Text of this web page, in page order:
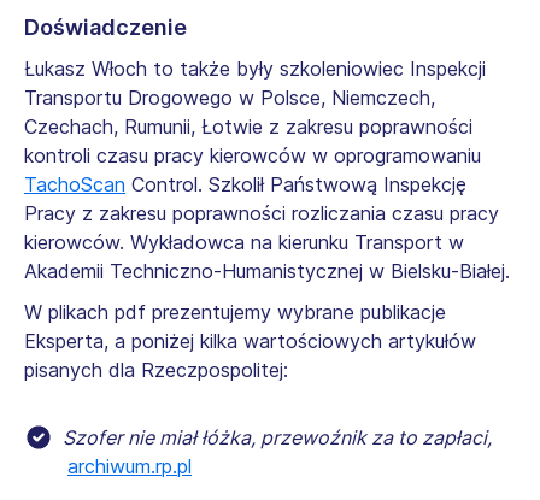
Doświadczenie
Łukasz Włoch to także były szkoleniowiec Inspekcji
Transportu Drogowego w Polsce, Niemczech,
Czechach, Rumunii, Łotwie z zakresu poprawności
kontroli czasu pracy kierowców w oprogramowaniu
TachoScan Control. Szkolił Państwową Inspekcję
Pracy z zakresu poprawności rozliczania czasu pracy
kierowców. Wykładowca na kierunku Transport w
Akademii Techniczno-Humanistycznej w Bielsku-Białej.
W plikach pdf prezentujemy wybrane publikacje
Eksperta, a poniżej kilka wartościowych artykułów
pisanych dla Rzeczpospolitej:
Szofer nie miał łóżka, przewoźnik za to zapłaci,
archiwum.rp.pl